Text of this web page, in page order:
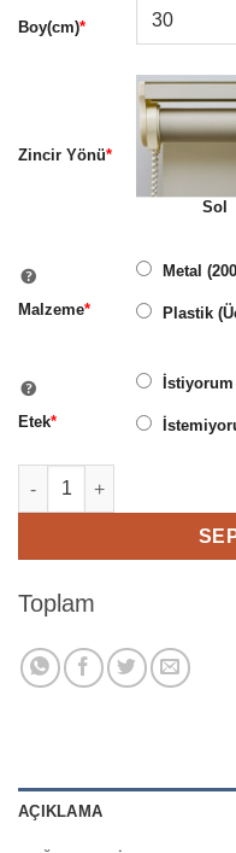
Boy(cm)*
Zincir Yönü*
Sol
Malzeme*
Metal
Plastik
Etek*
İstiyorum
1. Kalite Zebra Stor Perde
Toplam
AÇIKLAMA